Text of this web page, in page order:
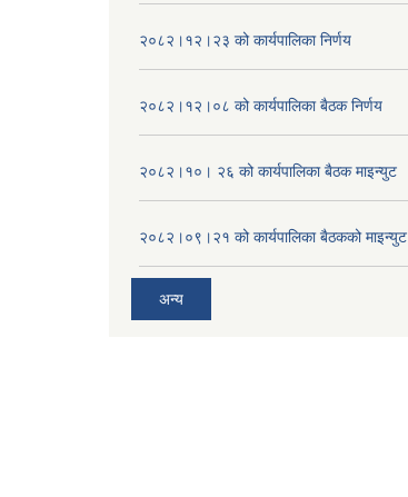
२०८२।१२।२३ को कार्यपालिका निर्णय
२०८२।१२।०८ को कार्यपालिका बैठक निर्णय
२०८२।१०। २६ को कार्यपालिका बैठक माइन्युट
२०८२।०९।२१ को कार्यपालिका बैठकको माइन्युट
अन्य